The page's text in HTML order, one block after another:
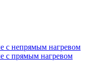
с непрямым нагревом
с прямым нагревом